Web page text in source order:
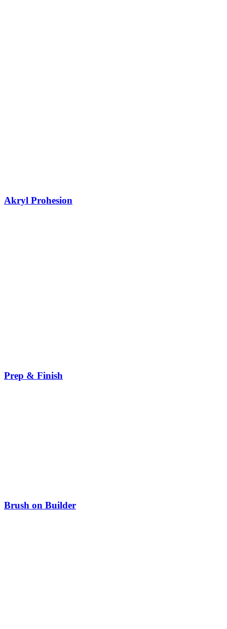
Akryl Prohesion
Prep & Finish
Brush on Builder